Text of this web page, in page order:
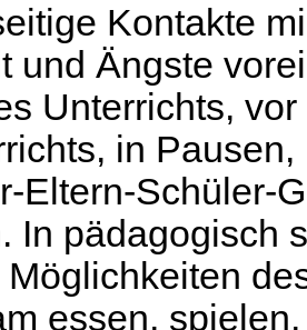
Kontakte
und Ängste
Unterrichts,
in
Eltern-­Schüler-
In pädagogisch
essen,